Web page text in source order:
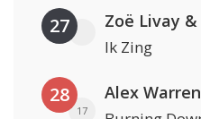
27 Zoë Livay &
Ik Zing
28
17
Alex Warren